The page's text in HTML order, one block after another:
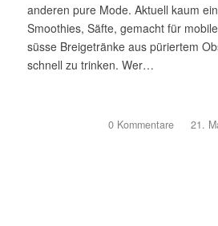
anderen pure Mode. Aktuell kaum
Smoothies, Säfte, gemacht für
süsse Breigetränke aus püriertem
schnell zu trinken. Wer…
0 Kommentare
/ 21.